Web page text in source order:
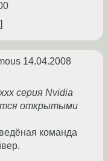
14.04.2008
серия Nvidia
открытыми
команда